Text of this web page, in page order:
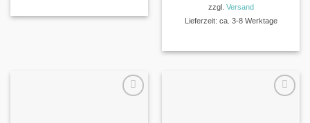
zzgl. Versand
Lieferzeit: ca. 3-8 Werktage